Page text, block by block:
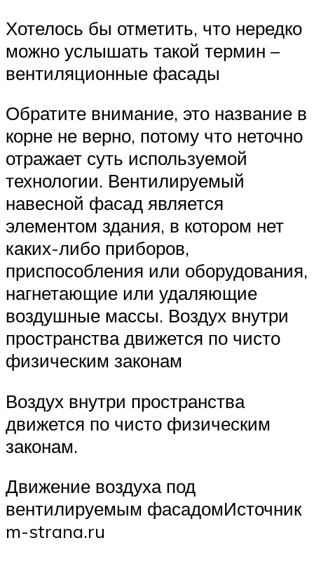
Хотелось бы отметить, что нередко
можно услышать такой термин –
вентиляционные фасады
Обратите внимание, это название в
корне не верно, потому что неточно
отражает суть используемой
технологии. Вентилируемый
навесной фасад является
элементом здания, в котором нет
каких-либо приборов,
приспособления или оборудования,
нагнетающие или удаляющие
воздушные массы. Воздух внутри
пространства движется по чисто
физическим законам
Воздух внутри пространства
движется по чисто физическим
законам.
Движение воздуха под
вентилируемым фасадомИсточник
m-strana.ru